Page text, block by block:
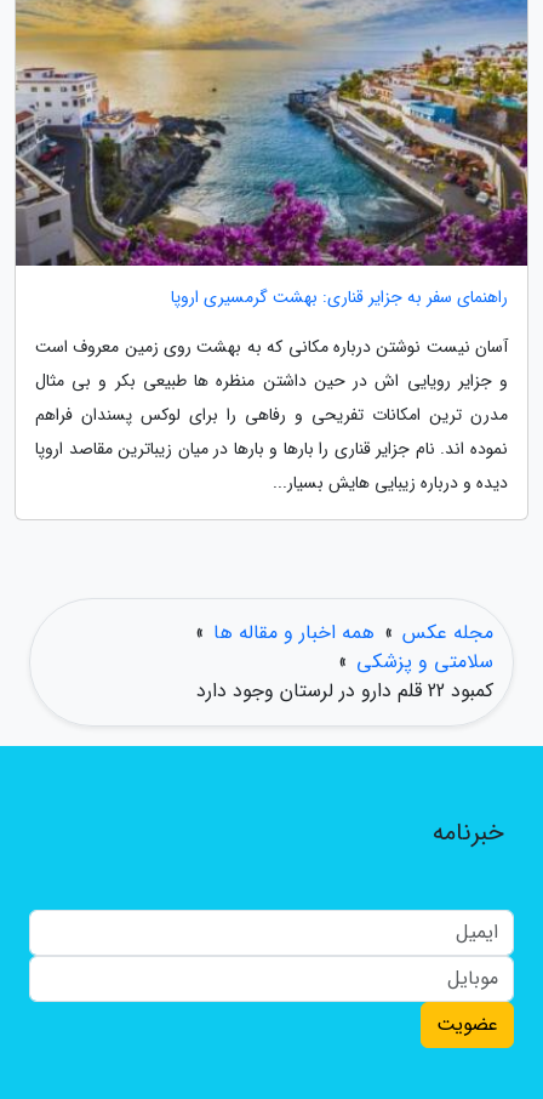
راهنمای سفر به جزایر قناری: بهشت گرمسیری اروپا
آسان نیست نوشتن درباره مکانی که به بهشت روی زمین معروف است
و جزایر رویایی اش در حین داشتن منظره ها طبیعی بکر و بی مثال
مدرن ترین امکانات تفریحی و رفاهی را برای لوکس پسندان فراهم
نموده اند. نام جزایر قناری را بارها و بارها در میان زیباترین مقاصد اروپا
دیده و درباره زیبایی هایش بسیار...
مجله عکس » همه اخبار و مقاله ها »
سلامتی و پزشکی »
کمبود 22 قلم دارو در لرستان وجود دارد
خبرنامه
عضویت